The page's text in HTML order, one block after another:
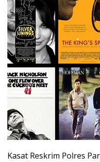
Kasat Reskrim Polres